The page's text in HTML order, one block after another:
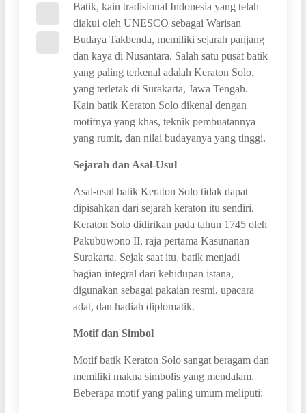
Batik, kain tradisional Indonesia yang telah
diakui oleh UNESCO sebagai Warisan
Budaya Takbenda, memiliki sejarah panjang
dan kaya di Nusantara. Salah satu pusat batik
yang paling terkenal adalah Keraton Solo,
yang terletak di Surakarta, Jawa Tengah.
Kain batik Keraton Solo dikenal dengan
motifnya yang khas, teknik pembuatannya
yang rumit, dan nilai budayanya yang tinggi.
Sejarah dan Asal-Usul
Asal-usul batik Keraton Solo tidak dapat
dipisahkan dari sejarah keraton itu sendiri.
Keraton Solo didirikan pada tahun 1745 oleh
Pakubuwono II, raja pertama Kasunanan
Surakarta. Sejak saat itu, batik menjadi
bagian integral dari kehidupan istana,
digunakan sebagai pakaian resmi, upacara
adat, dan hadiah diplomatik.
Motif dan Simbol
Motif batik Keraton Solo sangat beragam dan
memiliki makna simbolis yang mendalam.
Beberapa motif yang paling umum meliputi: